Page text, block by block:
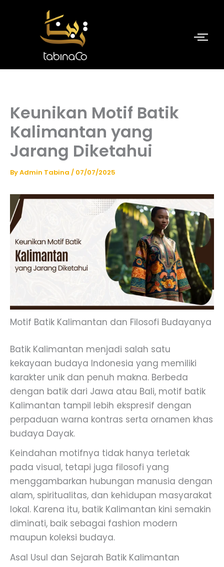
Keunikan Motif Batik
Kalimantan yang
Jarang Diketahui
ByAdmin Tabina / 07/07/2025
Motif Batik Kalimantan dan Filosofi Budayanya
Batik Kalimantan menjadi salah satu
kekayaan budaya Indonesia yang memiliki
karakter unik dan penuh makna. Berbeda
dengan batik dari Jawa atau Bali, motif batik
Kalimantan tampil lebih ekspresif dengan
perpaduan warna kontras serta ornamen khas
budaya Dayak.
Keindahan motifnya tidak hanya terletak
pada visual, tetapi juga filosofi yang
menggambarkan hubungan manusia dengan
alam, spiritualitas, dan kehidupan masyarakat
lokal. Karena itu, batik Kalimantan kini semakin
diminati, baik sebagai fashion modern
maupun koleksi budaya.
Asal Usul dan Sejarah Batik Kalimantan